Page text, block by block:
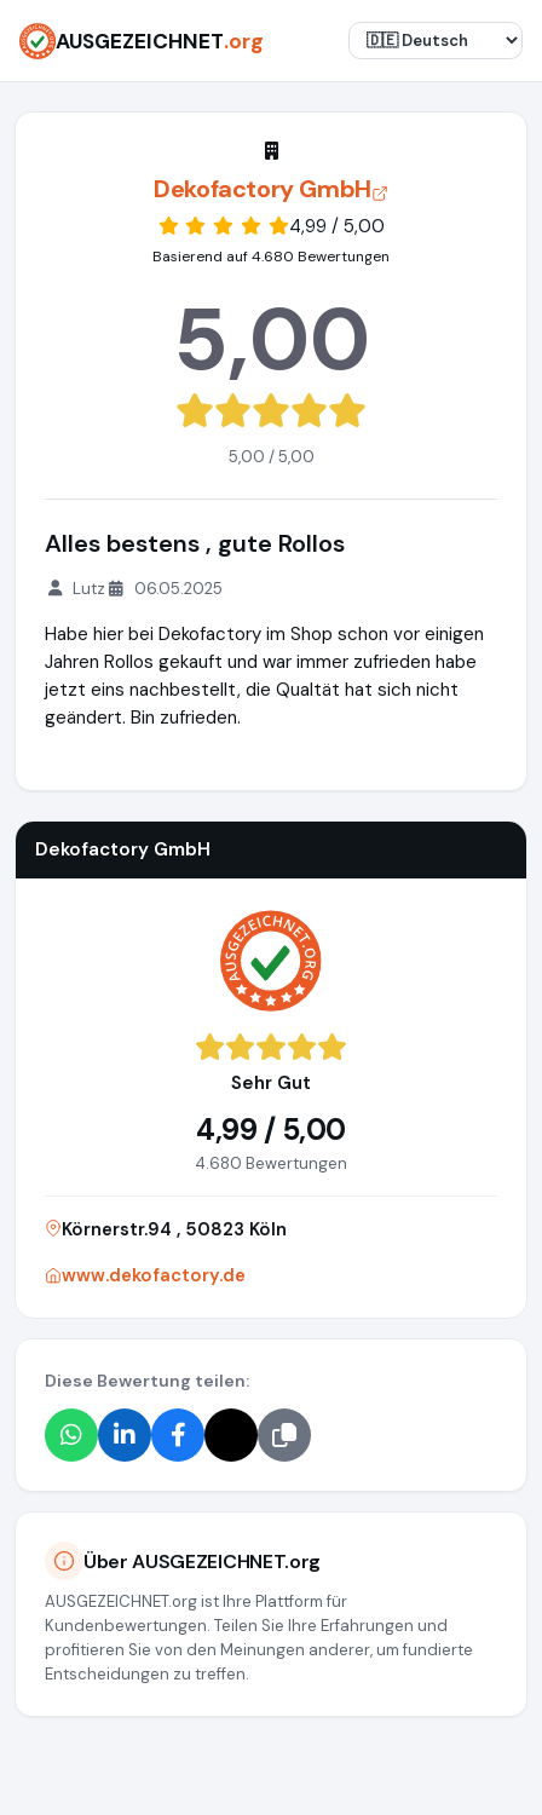
AUSGEZEICHNET.org
Dekofactory GmbH
4,99 / 5,00
Basierend auf 4.680 Bewertungen
5,00
5,00 / 5,00
Alles bestens , gute Rollos
Lutz 06.05.2025
Habe hier bei Dekofactory im Shop schon vor einigen
Jahren Rollos gekauft und war immer zufrieden habe
jetzt eins nachbestellt, die Qualtät hat sich nicht
geändert. Bin zufrieden.
Dekofactory GmbH
Sehr Gut
4,99 / 5,00
4.680 Bewertungen
Körnerstr.94 , 50823 Köln
www.dekofactory.de
Diese Bewertung teilen:
Über AUSGEZEICHNET.org
AUSGEZEICHNET.org ist Ihre Plattform für
Kundenbewertungen. Teilen Sie Ihre Erfahrungen und
profitieren Sie von den Meinungen anderer, um fundierte
Entscheidungen zu treffen.